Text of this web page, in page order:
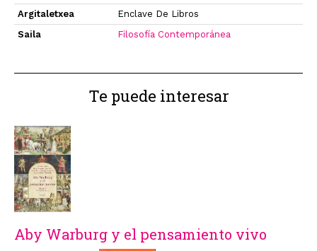
Argitaletxea
Enclave De Libros
Saila
Filosofía Contemporánea
Te puede interesar
Aby Warburg y el pensamiento vivo